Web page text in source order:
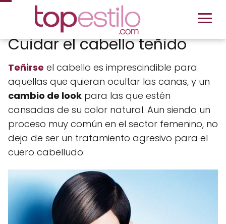
Cuidar el cabello teñido
Teñirse el cabello es imprescindible para
aquellas que quieran ocultar las canas, y un
cambio de look para las que estén
cansadas de su color natural. Aun siendo un
proceso muy común en el sector femenino, no
deja de ser un tratamiento agresivo para el
cuero cabelludo.